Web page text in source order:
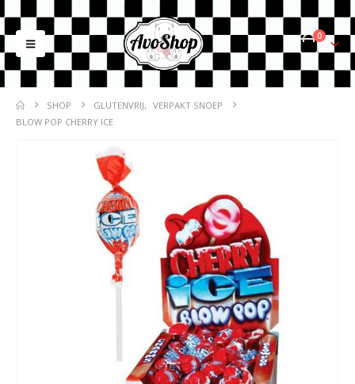
0
SHOP GLUTENVRIJ,
VERPAKT SNOEP
BLOW POP CHERRY ICE